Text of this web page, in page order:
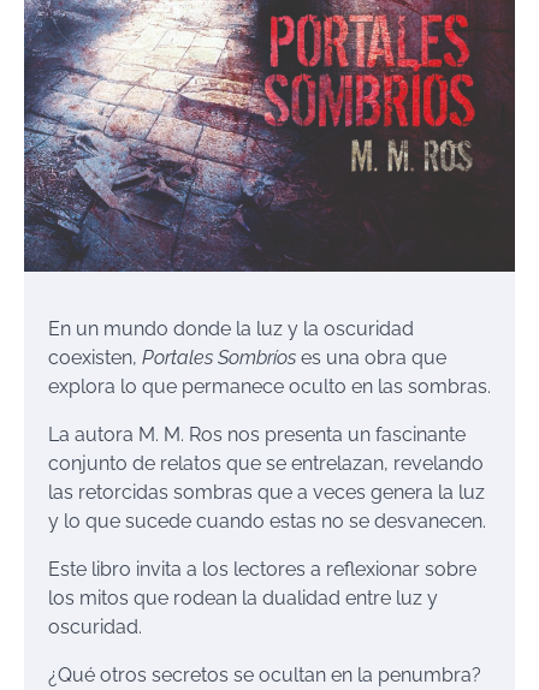
En un mundo donde la luz y la oscuridad
coexisten, Portales Sombríos es una obra que
explora lo que permanece oculto en las sombras.
La autora M. M. Ros nos presenta un fascinante
conjunto de relatos que se entrelazan, revelando
las retorcidas sombras que a veces genera la luz
y lo que sucede cuando estas no se desvanecen.
Este libro invita a los lectores a reflexionar sobre
los mitos que rodean la dualidad entre luz y
oscuridad.
¿Qué otros secretos se ocultan en la penumbra?